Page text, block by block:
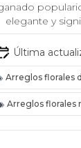
elegante y
Última
Arreglos florales
Arreglos florales